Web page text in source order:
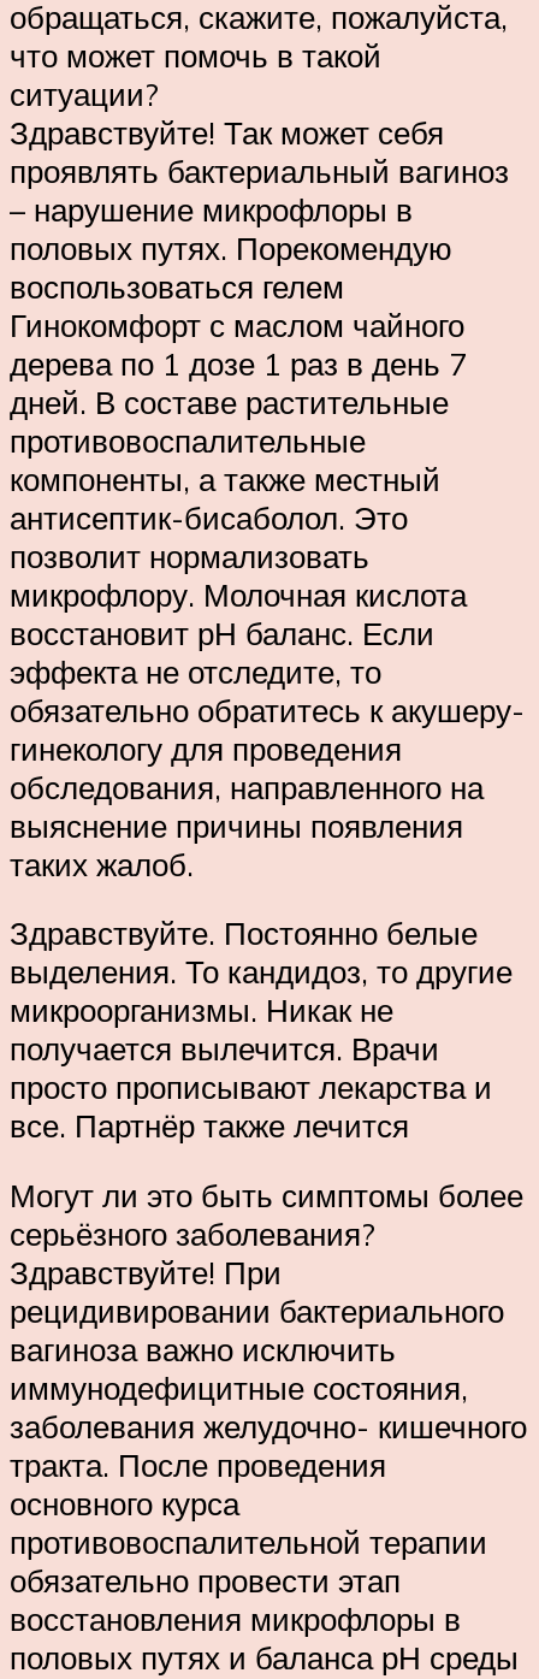
обращаться, скажите, пожалуйста,
что может помочь в такой
ситуации?
Здравствуйте! Так может себя
проявлять бактериальный вагиноз
– нарушение микрофлоры в
половых путях. Порекомендую
воспользоваться гелем
Гинокомфорт с маслом чайного
дерева по 1 дозе 1 раз в день 7
дней. В составе растительные
противовоспалительные
компоненты, а также местный
антисептик-бисаболол. Это
позволит нормализовать
микрофлору. Молочная кислота
восстановит рН баланс. Если
эффекта не отследите, то
обязательно обратитесь к акушеру-
гинекологу для проведения
обследования, направленного на
выяснение причины появления
таких жалоб.
Здравствуйте. Постоянно белые
выделения. То кандидоз, то другие
микроорганизмы. Никак не
получается вылечится. Врачи
просто прописывают лекарства и
все. Партнёр также лечится
Могут ли это быть симптомы более
серьёзного заболевания?
Здравствуйте! При
рецидивировании бактериального
вагиноза важно исключить
иммунодефицитные состояния,
заболевания желудочно- кишечного
тракта. После проведения
основного курса
противовоспалительной терапии
обязательно провести этап
восстановления микрофлоры в
половых путях и баланса рН среды